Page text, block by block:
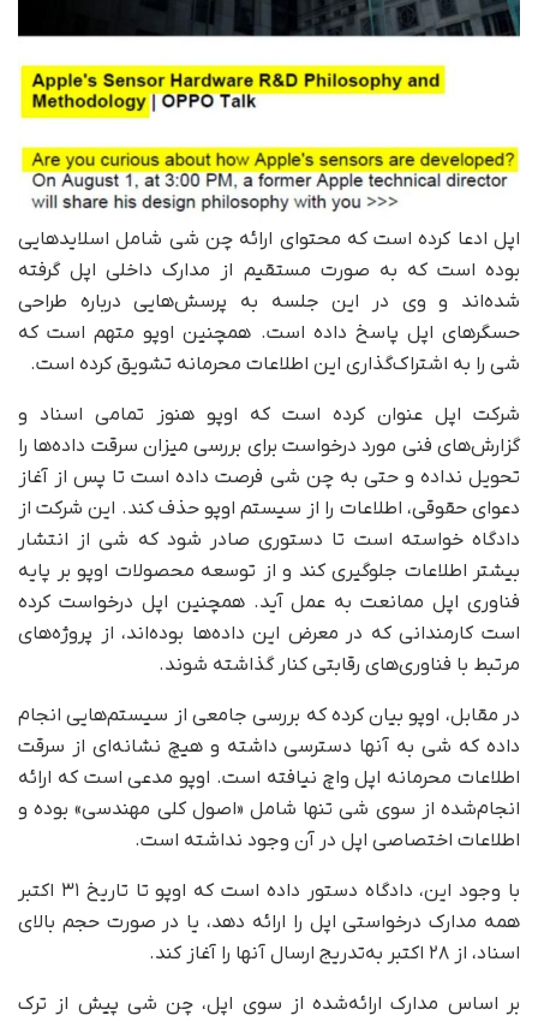
اپل ادعا کرده است که محتوای ارائه چن شی شامل اسلایدهایی
بوده است که به صورت مستقیم از مدارک داخلی اپل گرفته
شده‌اند و وی در این جلسه به پرسش‌هایی درباره طراحی
حسگرهای اپل پاسخ داده است. همچنین اوپو متهم است که
شی را به اشتراک‌گذاری این اطلاعات محرمانه تشویق کرده است.
شرکت اپل عنوان کرده است که اوپو هنوز تمامی اسناد و
گزارش‌های فنی مورد درخواست برای بررسی میزان سرقت داده‌ها را
تحویل نداده و حتی به چن شی فرصت داده است تا پس از آغاز
دعوای حقوقی، اطلاعات را از سیستم اوپو حذف کند. این شرکت از
دادگاه خواسته است تا دستوری صادر شود که شی از انتشار
بیشتر اطلاعات جلوگیری کند و از توسعه محصولات اوپو بر پایه
فناوری اپل ممانعت به عمل آید. همچنین اپل درخواست کرده
است کارمندانی که در معرض این داده‌ها بوده‌اند، از پروژه‌های
مرتبط با فناوری‌های رقابتی کنار گذاشته شوند.
در مقابل، اوپو بیان کرده که بررسی جامعی از سیستم‌هایی انجام
داده که شی به آنها دسترسی داشته و هیچ نشانه‌ای از سرقت
اطلاعات محرمانه اپل واچ نیافته است. اوپو مدعی است که ارائه
انجام‌شده از سوی شی تنها شامل «اصول کلی مهندسی» بوده و
اطلاعات اختصاصی اپل در آن وجود نداشته است.
با وجود این، دادگاه دستور داده است که اوپو تا تاریخ ۳۱ اکتبر
همه مدارک درخواستی اپل را ارائه دهد، یا در صورت حجم بالای
اسناد، از ۲۸ اکتبر به‌تدریج ارسال آنها را آغاز کند.
بر اساس مدارک ارائه‌شده از سوی اپل، چن شی پیش از ترک